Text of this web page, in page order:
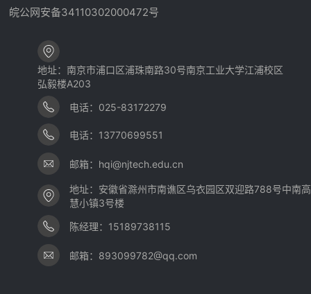
皖公网安备34110302000472号
地址：南京市浦口区浦珠南路30号南京工业大学江浦校区
弘毅楼A203
电话：025-83172279
电话：13770699551
邮箱：hqi@njtech.edu.cn
地址：安徽省滁州市南谯区乌衣园区双迎路788号中南
慧小镇3号楼
陈经理：15189738115
邮箱：893099782@qq.com